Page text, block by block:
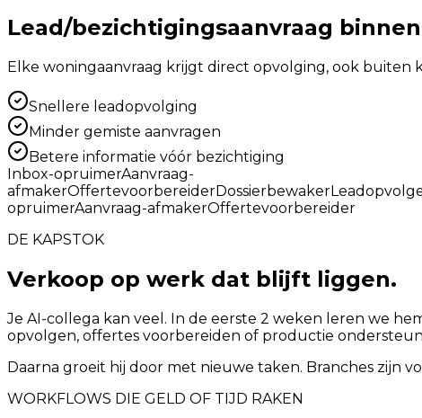
Lead/bezichtigingsaanvraag
Elke woningaanvraag krijgt direct opvolging, ook buiten
Snellere leadopvolging
Minder gemiste aanvragen
Betere informatie vóór bezichtiging
Inbox-opruimerAanvraag-
afmakerOffertevoorbereiderDossierbewaker
opruimerAanvraag-afmakerOffertevoorbereider
DE KAPSTOK
Verkoop op werk dat blijft liggen.
Je AI-collega kan veel. In de eerste 2 weken leren we
opvolgen, offertes voorbereiden of productie
Daarna groeit hij door met nieuwe taken. Branches zijn
WORKFLOWS DIE GELD OF TIJD RAKEN